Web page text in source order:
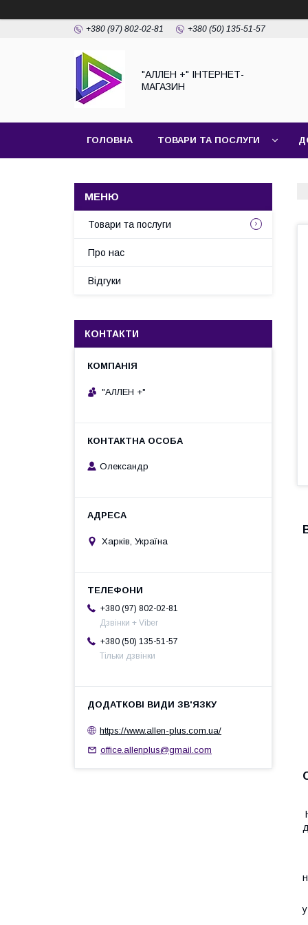
+380 (97) 802-02-81 +380 (50) 135-51-57
"АЛЛЕН +" ІНТЕРНЕТ-
МАГАЗИН
ГОЛОВНА ТОВАРИ ТА ПОСЛУГИ
Товари та послуги
Про нас
Відгуки
КОНТАКТИ
"АЛЛЕН +"
Олександр
Харків, Україна
+380 (97) 802-02-81
Дзвінки + Viber
+380 (50) 135-51-57
Тільки дзвінки
https://www.allen-plus.com.ua/
office.allenplus@gmail.com